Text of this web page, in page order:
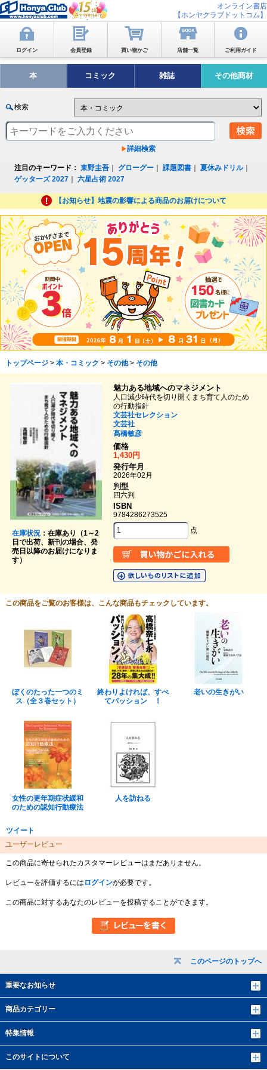
オンライン書店
【ホンヤクラブドットコム】
ログイン 会員登録 買い物かご 店舗一覧 ご利用ガイド
本 コミック 雑誌 その他商材
検索
詳細検索
注目のキーワード： 東野圭吾 グローグー ｜課題図書 ｜夏休みドリル｜
ゲッターズ 2027 ｜六星占術 2027
【お知らせ】地震の影響による商品のお届けについて
このページのトップへ
重要なお知らせ
商品カテゴリー
特集情報
このサイトについて
トップページ> 本・コミック > その他> その他
在庫状況：在庫あり（1～2
日で出荷、新刊の場合、発
売日以降のお届けになりま
す）
魅力ある地域へのマネジメント
人口減少時代を切り開くまち育て人のため
の行動指針
文芸社セレクション
文芸社
髙橋敏彦
価格
1,430円
発行年月
2026年02月
判型
四六判
ISBN
9784286273525
点
この商品をご覧のお客様は、こんな商品もチェックしています。
ぼくのたった一つのミ
ス（全３巻セット）
終わりよければ、すべ
てパッション ！
老いの生きがい
女性の更年期症状緩和
のための認知行動療法
人を訪ねる
ツイート
ユーザーレビュー
この商品に寄せられたカスタマーレビューはまだありません。
レビューを評価するには ログインが必要です。
この商品に対するあなたのレビューを投稿することができます。